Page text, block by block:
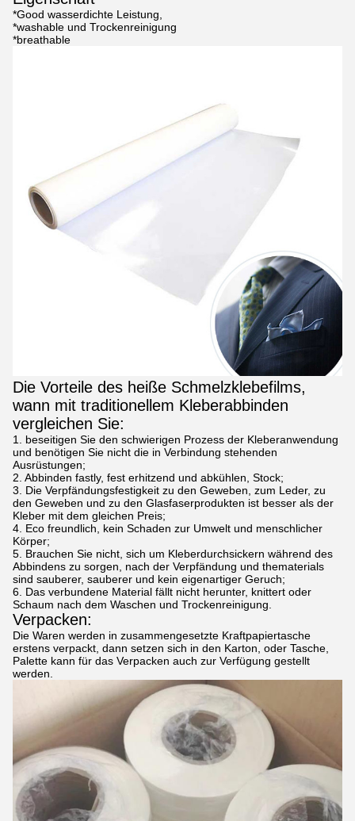
*Good wasserdichte Leistung,
*washable und Trockenreinigung
*breathable
Die Vorteile des heiße Schmelzklebefilms,
wann mit traditionellem Kleberabbinden
vergleichen Sie:
1. beseitigen Sie den schwierigen Prozess der Kleberanwendung
und benötigen Sie nicht die in Verbindung stehenden
Ausrüstungen;
2. Abbinden fastly, fest erhitzend und abkühlen, Stock;
3. Die Verpfändungsfestigkeit zu den Geweben, zum Leder, zu
den Geweben und zu den Glasfaserprodukten ist besser als der
Kleber mit dem gleichen Preis;
4. Eco freundlich, kein Schaden zur Umwelt und menschlicher
Körper;
5. Brauchen Sie nicht, sich um Kleberdurchsickern während des
Abbindens zu sorgen, nach der Verpfändung und thematerials
sind sauberer, sauberer und kein eigenartiger Geruch;
6. Das verbundene Material fällt nicht herunter, knittert oder
Schaum nach dem Waschen und Trockenreinigung.
Verpacken:
Die Waren werden in zusammengesetzte Kraftpapiertasche
erstens verpackt, dann setzen sich in den Karton, oder Tasche,
Palette kann für das Verpacken auch zur Verfügung gestellt
werden.